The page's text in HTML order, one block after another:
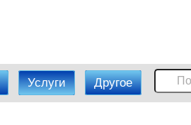
Услуги Другое